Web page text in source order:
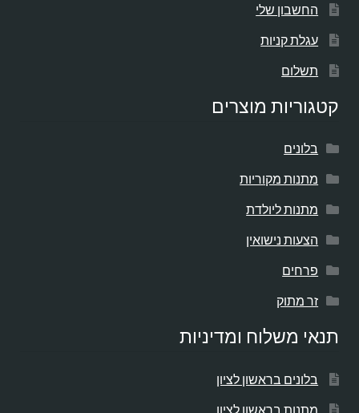
החשבון שלי
עגלת קניות
תשלום
קטגוריות מוצרים
בלונים
מתנות מקוריות
מתנות ליולדת
הצעות נישואין
פרחים
זר מתוק
תנאי משלוח ומדיניות
בלונים בראשון לציון